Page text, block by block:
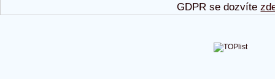
GDPR se dozvíte